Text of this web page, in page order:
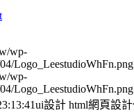
wp-
Logo_LeestudioWhFn.png
wp-
Logo_LeestudioWhFn.png
ui設計 html網頁設